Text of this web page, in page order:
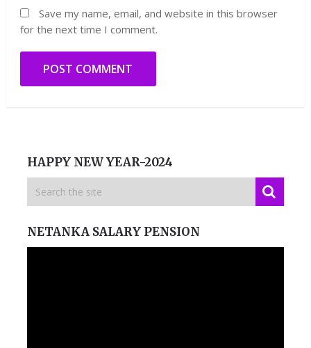
Save my name, email, and website in this browser
for the next time I comment.
HAPPY NEW YEAR-2024
NETANKA SALARY PENSION